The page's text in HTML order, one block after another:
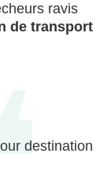
ravis
de transport
destination